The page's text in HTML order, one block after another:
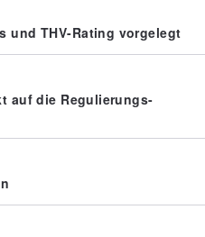
und THV-Rating vorgelegt
auf die Regulierungs-